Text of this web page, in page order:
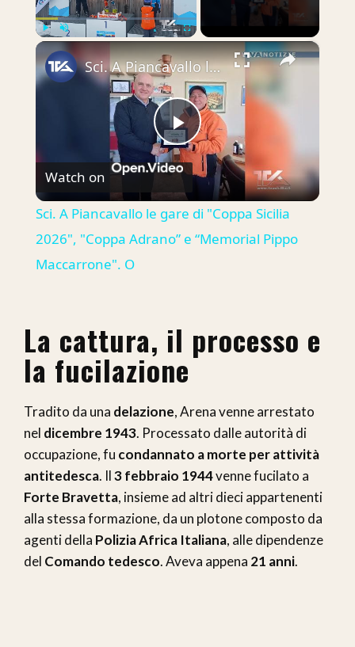
×
Play
Video
Sci. A Piancavallo le gare di "Coppa Sicilia 2026", "Coppa Adrano” e “Memorial Pippo Maccarrone". O
Watch on
Sci. A Piancavallo le gare di "Coppa Sicilia
2026", "Coppa Adrano” e “Memorial Pippo
Maccarrone". O
La cattura, il processo e
la fucilazione
Tradito da una delazione, Arena venne arrestato
nel dicembre 1943. Processato dalle autorità di
occupazione, fu condannato a morte per attività
antitedesca. Il3 febbraio 1944venne fucilato a
Forte Bravetta, insieme ad altri dieci appartenenti
alla stessa formazione, da un plotone composto da
agenti della Polizia Africa Italiana, alle dipendenze
del Comando tedesco. Aveva appena 21 anni.